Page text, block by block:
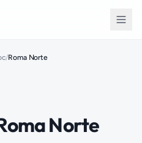
/Roma Norte
Norte